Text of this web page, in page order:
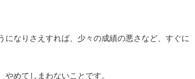
なりさえすれば、少々の成績の悪さなど、すぐに
めてしまわないことです。